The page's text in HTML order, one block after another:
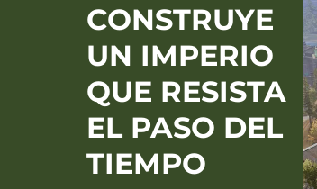
CONSTRUYE
UN IMPERIO
QUE RESISTA
EL PASO DEL
TIEMPO